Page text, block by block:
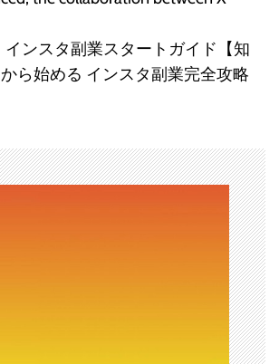
ンスタ副業スタートガイド【知
ら始める インスタ副業完全攻略